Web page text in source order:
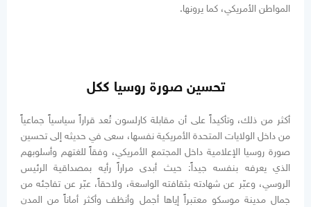
المواطن الأمريكي، كما يرونها.
تحسين صورة روسيا ككل
أكثر من ذلك، وتأكيداً على أن مقابلة كارلسون تُعد قراراً سياسياً جماعياً
من داخل الولايات المتحدة الأمريكية نفسها، سعى في حديثه إلى تحسين
صورة روسيا الإعلامية داخل المجتمع الأمريكي، وفقاً للغتهم وأسلوبهم
الذي يعرفه بنفسه جيداً: حيث أبدى مراراً رأيه بمصداقية الرئيس
الروسي، وعبّر عن شهادته بثقافته الواسعة، ولاحقاً، عبّر عن تفاجئه من
جمال مدينة موسكو معتبراً إياها أجمل وأنظف وأكثر أماناً من المدن